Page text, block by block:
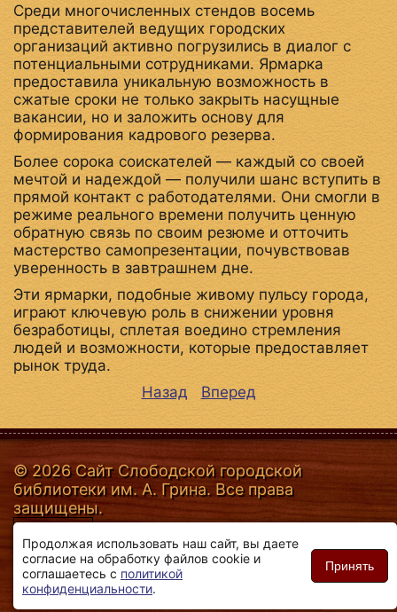
Среди многочисленных стендов восемь
представителей ведущих городских
организаций активно погрузились в диалог с
потенциальными сотрудниками. Ярмарка
предоставила уникальную возможность в
сжатые сроки не только закрыть насущные
вакансии, но и заложить основу для
формирования кадрового резерва.
Более сорока соискателей — каждый со своей
мечтой и надеждой — получили шанс вступить в
прямой контакт с работодателями. Они смогли в
режиме реального времени получить ценную
обратную связь по своим резюме и отточить
мастерство самопрезентации, почувствовав
уверенность в завтрашнем дне.
Эти ярмарки, подобные живому пульсу города,
играют ключевую роль в снижении уровня
безработицы, сплетая воедино стремления
людей и возможности, которые предоставляет
рынок труда.
Назад
Вперед
© 2026 Сайт Слободской городской
библиотеки им. А. Грина. Все права
защищены.
Продолжая использовать наш сайт, вы даете
согласие на обработку файлов cookie и
соглашаетесь с политикой
конфиденциальности.
Принять